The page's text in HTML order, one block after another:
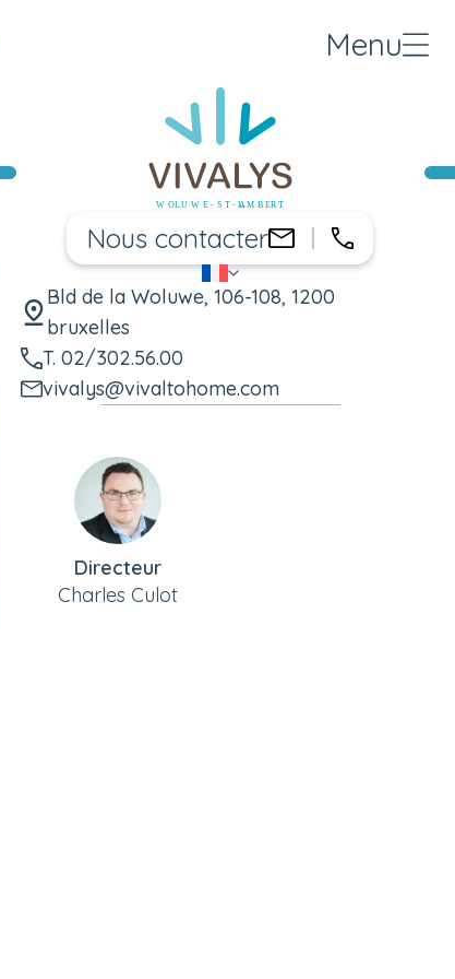
Menu
Nous contacter
02/
FR Changer de langue
Bld de la Woluwe, 106-108, 1200
bruxelles
T. 02/302.56.00
vivalys@vivaltohome.com
Directeur
Charles Culot